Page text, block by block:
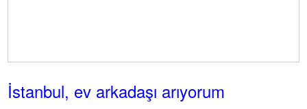
İstanbul, ev arkadaşı arıyorum